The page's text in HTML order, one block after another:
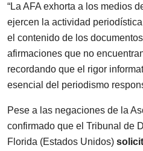
“La AFA exhorta a los medios
ejercen la actividad
el contenido de los
afirmaciones que no
recordando que el rigor
esencial del periodismo
Pese a las negaciones de la
confirmado que el Tribunal de
Florida (Estados Unidos)